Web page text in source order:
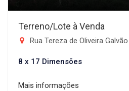
Terreno/Lote à Venda
Rua Tereza de Oliveira Galvão -
8 x 17 Dimensões
Mais informações